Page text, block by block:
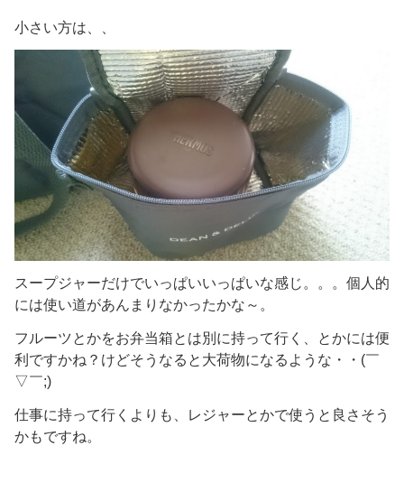
小さい方は、、
スープジャーだけでいっぱいいっぱいな感じ。。。個人的
には使い道があんまりなかったかな～。
フルーツとかをお弁当箱とは別に持って行く、とかには便
利ですかね？けどそうなると大荷物になるような・・(￣
▽￣;)
仕事に持って行くよりも、レジャーとかで使うと良さそう
かもですね。